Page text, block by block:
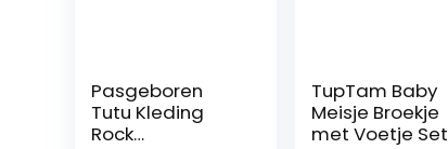
Pasgeboren
Tutu Kleding
Rock
TupTam Baby
Meisje Broekje
met Voetje Set